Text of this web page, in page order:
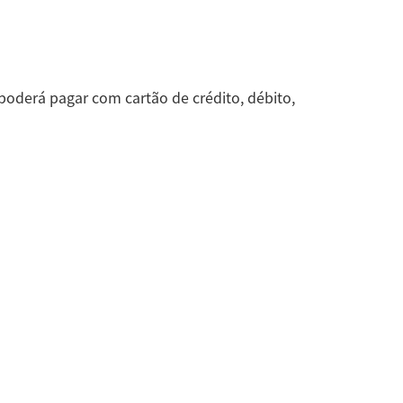
pagar com cartão de crédito, débito,